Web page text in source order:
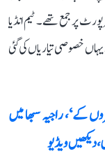
پر جمع تھے۔ ٹیم انڈیا
خصوصی تیاریاں کی گئی
کے‘، راجیہ سبھا میں
ویڈیو